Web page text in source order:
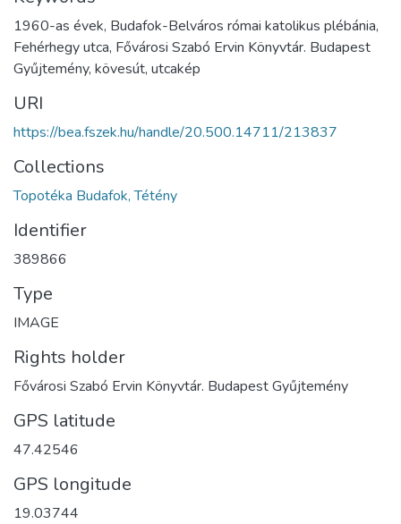
1960-as évek, Budafok-Belváros római katolikus plébánia,
Fehérhegy utca, Fővárosi Szabó Ervin Könyvtár. Budapest
Gyűjtemény, kövesút, utcakép
URI
https://bea.fszek.hu/handle/20.500.14711/213837
Collections
Topotéka Budafok, Tétény
Identifier
389866
Type
IMAGE
Rights holder
Fővárosi Szabó Ervin Könyvtár. Budapest Gyűjtemény
GPS latitude
47.42546
GPS longitude
19.03744